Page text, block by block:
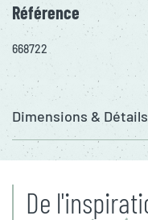
Référence
668722
Dimensions & Détails
De